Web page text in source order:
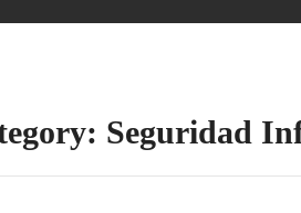
Seguridad